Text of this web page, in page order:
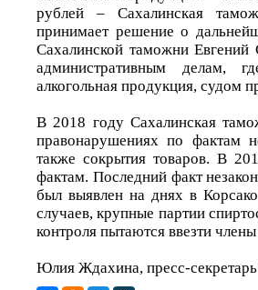
рублей – Сахалинская
принимает решение о
Сахалинской таможни
административным делам,
алкогольная продукция, судом
В 2018 году Сахалинская
правонарушениях по фактам
также сокрытия товаров. В
фактам. Последний факт
был выявлен на днях в
случаев, крупные партии
контроля пытаются ввезти
Юлия Ждахина, пресс-